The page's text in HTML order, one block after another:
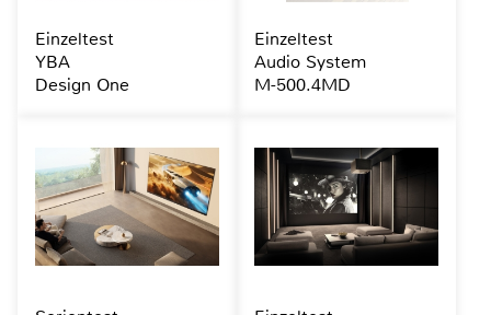
Einzeltest
YBA
Design One
Einzeltest
Audio System
M-500.4MD